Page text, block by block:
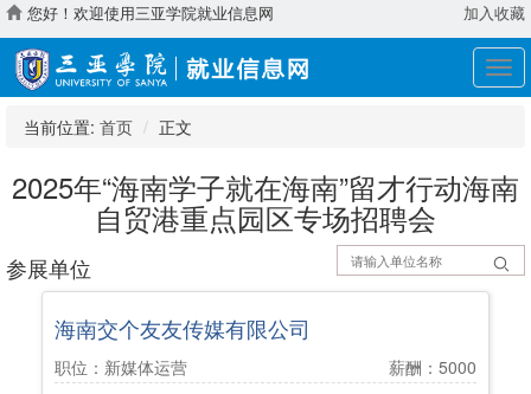
您好！欢迎使用三亚学院就业信息网 加入收藏
展
开
当前位置: 首页 正文
2025年“海南学子就在海南”留才行动海南
自贸港重点园区专场招聘会
参展单位
海南交个友友传媒有限公司
职位：新媒体运营
薪酬：5000